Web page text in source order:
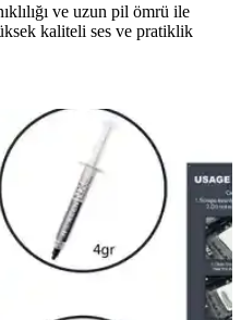
ve uzun pil ömrü ile
kaliteli ses ve pratiklik